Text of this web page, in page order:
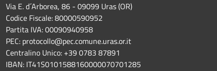
Via E. d´Arborea, 86 - 09099 Uras (OR)
Codice Fiscale: 80000590952
Partita IVA: 00090940958
PEC: protocollo@pec.comune.uras.or.it
Centralino Unico: +39 0783 87891
IBAN: IT41S0101588160000070701285